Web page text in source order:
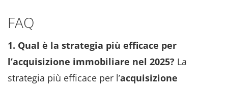
FAQ
1. Qual è la strategia più efficace per
l’acquisizione immobiliare nel 2025? La
strategia più efficace per l’acquisizione